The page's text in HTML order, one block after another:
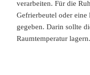
verarbeiten. Für die
Gefrierbeutel oder eine
gegeben. Darin sollte
Raumtemperatur lagern.